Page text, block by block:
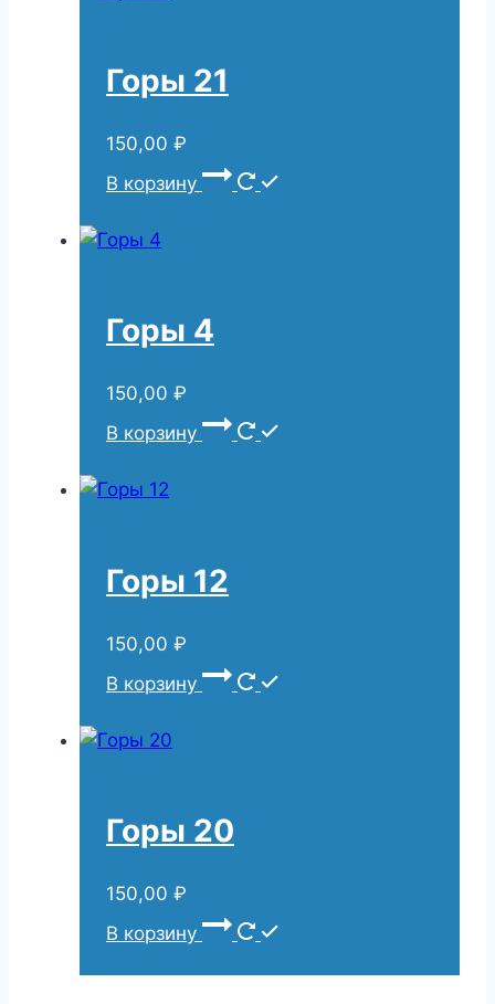
Горы 21
150,00 ₽
В корзину
Горы 4
150,00 ₽
В корзину
Горы 12
150,00 ₽
В корзину
Горы 20
150,00 ₽
В корзину